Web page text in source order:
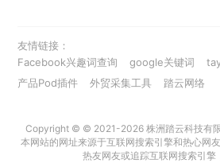
友情链接：
Facebook兴趣词查询
google关键词
产品Pod插件
外贸采集工具 踏云网络
Copyright © © 2021-2026 株洲踏云科技有
本网站的网址来源于互联网搜索引擎和热心网
热友网友或追踪互联网搜索引擎